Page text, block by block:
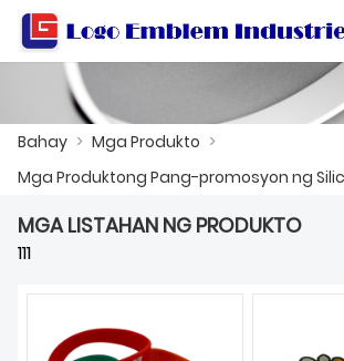
BAHAY
MGA PRODUKTO
العربية Български
Bahay > Mga Produkto >
Mga Produktong Pang-promosyon ng
MGA LISTAHAN NG PRODUKTO
111